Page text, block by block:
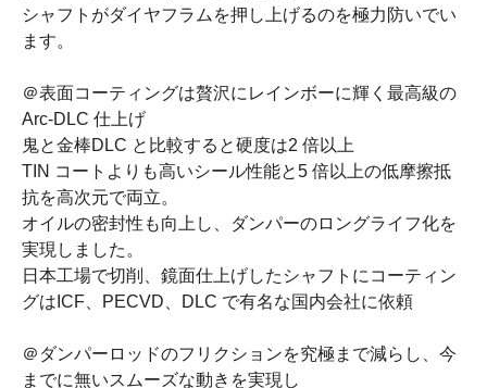
シャフトがダイヤフラムを押し上げるのを極力防いでい
ます。
＠表面コーティングは贅沢にレインボーに輝く最高級の
Arc-DLC 仕上げ
鬼と金棒DLC と比較すると硬度は2 倍以上
TIN コートよりも高いシール性能と5 倍以上の低摩擦抵
抗を高次元で両立。
オイルの密封性も向上し、ダンパーのロングライフ化を
実現しました。
日本工場で切削、鏡面仕上げしたシャフトにコーティン
グはICF、PECVD、DLC で有名な国内会社に依頼
＠ダンパーロッドのフリクションを究極まで減らし、今
までに無いスムーズな動きを実現し